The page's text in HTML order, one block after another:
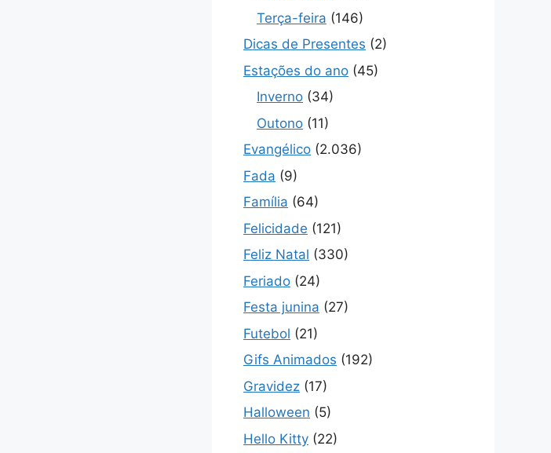
Terça-feira (146)
Dicas de Presentes (2)
Estações do ano (45)
Inverno (34)
Outono (11)
Evangélico (2.036)
Fada (9)
Família (64)
Felicidade (121)
Feliz Natal (330)
Feriado (24)
Festa junina (27)
Futebol (21)
Gifs Animados (192)
Gravidez (17)
Halloween (5)
Hello Kitty (22)